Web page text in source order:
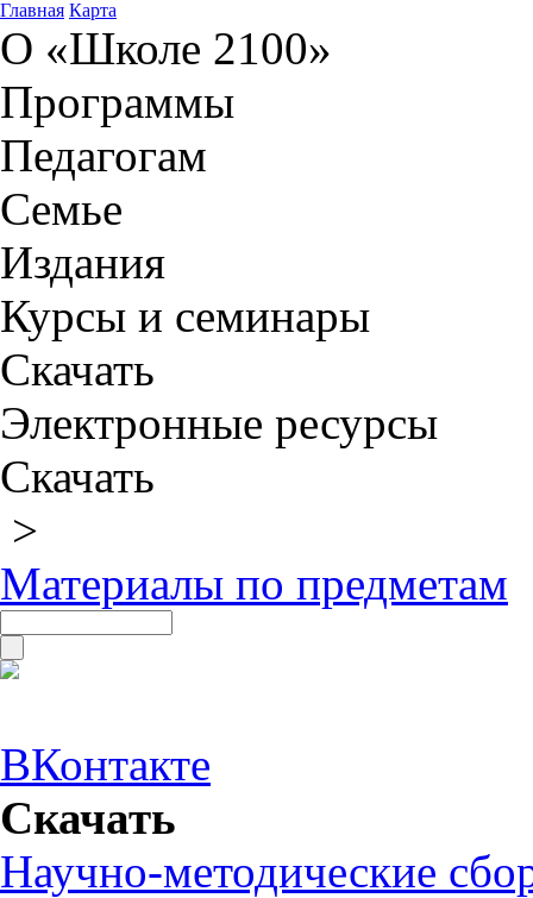
Главная Карта
О «Школе 2100»
Программы
Педагогам
Семье
Издания
Курсы и семинары
Скачать
Электронные ресурсы
Скачать
>
Материалы по предметам
ВКонтакте
Скачать
Научно-методические